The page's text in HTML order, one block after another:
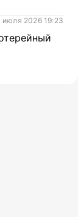
июля 2026 19:23